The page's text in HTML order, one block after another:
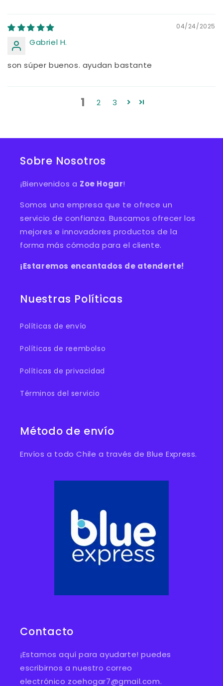
04/24/2025
Gabriel H.
son súper buenos. ayudan bastante
1 2 3
Sobre Nosotros
¡Bienvenidos a Zoe Hogar!
Somos una empresa que te ofrece un
servicio de confianza. Buscamos ofrecer los
mejores e innovadores productos de la
forma más cómoda para el cliente.
¡Estaremos encantados de atenderte!
Nuestras Políticas
Políticas de envío
Políticas de reembolso
Políticas de privacidad
Términos del servicio
Método de envío
Envíos a todo Chile a través de Blue Express.
Contacto
¡Estamos aquí para ayudarte! puedes
escribirnos a nuestro correo
electrónico zoehogar7@gmail.com.